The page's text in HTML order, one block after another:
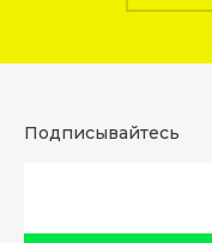
Подписывайтесь